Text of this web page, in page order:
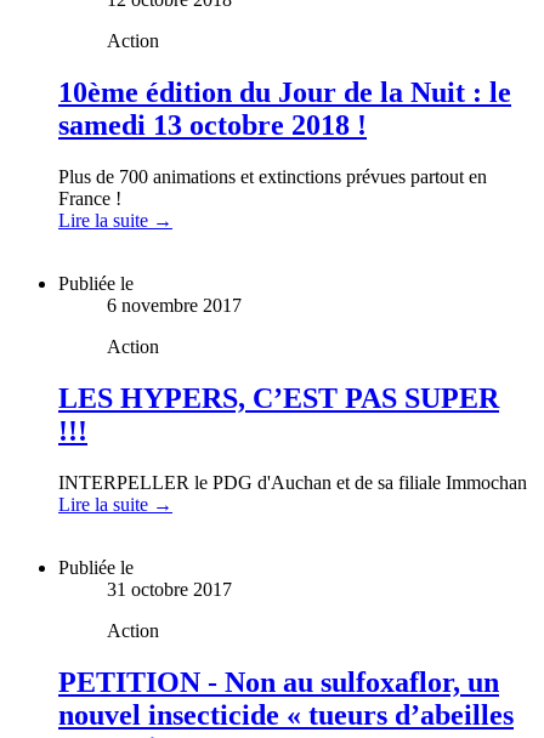
Action
10ème édition du Jour de la Nuit : le
samedi 13 octobre 2018 !
Plus de 700 animations et extinctions prévues partout en
France !
Lire la suite →
Publiée le
6 novembre 2017
Action
LES HYPERS, C’EST PAS SUPER
!!!
INTERPELLER le PDG d'Auchan et de sa filiale Immochan
Lire la suite →
Publiée le
31 octobre 2017
Action
PETITION - Non au sulfoxaflor, un
nouvel insecticide « tueurs d’abeilles